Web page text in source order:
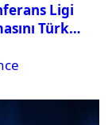
Ligi
Türk